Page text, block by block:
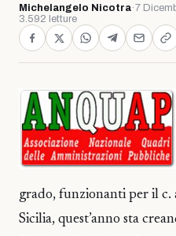
Michelangelo Nicotra·7
3.592 letture
grado, funzionanti per il c.
Sicilia, quest’anno sta